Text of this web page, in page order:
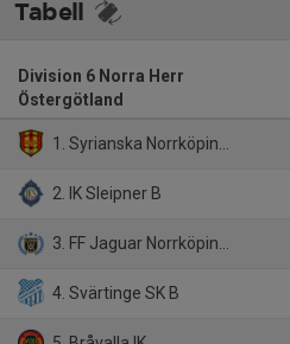
Tabell
Division 6 Norra Herr
Östergötland
1. Syrianska Norrköping IK
2. IK Sleipner B
3. FF Jaguar Norrköping B
4. Svärtinge SK B